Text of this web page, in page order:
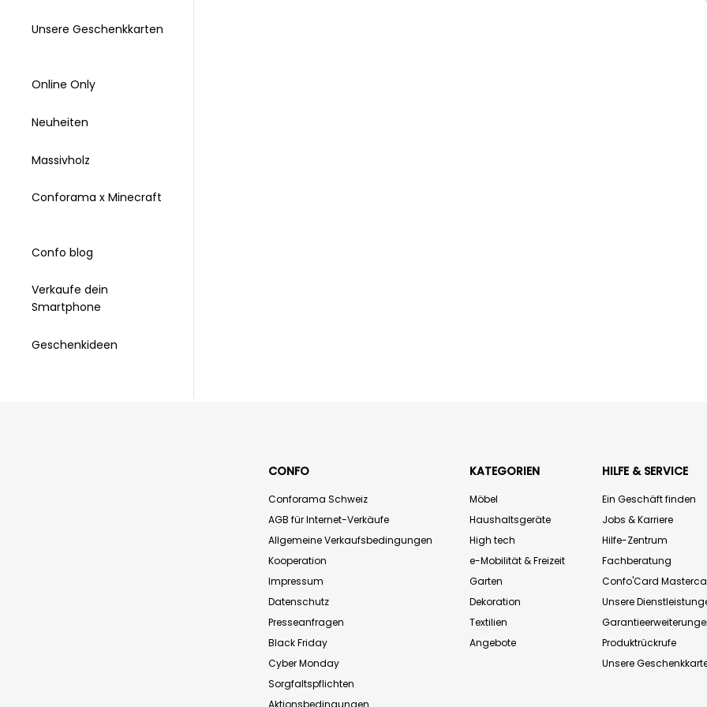
Unsere Geschenkkarten
Online Only
Neuheiten
Massivholz
Conforama x Minecraft
Confo blog
Verkaufe dein
Smartphone
Geschenkideen
CONFO
Conforama Schweiz
AGB für Internet-Verkäufe
Allgemeine Verkaufsbedingungen
Kooperation
Impressum
Datenschutz
Presseanfragen
Black Friday
Cyber Monday
Sorgfaltspflichten
KATEGORIEN
Möbel
Haushaltsgeräte
High tech
e-Mobilität & Freizeit
Garten
Dekoration
Textilien
Angebote
HILFE & SERVICE
Ein Geschäft finden
Jobs & Karriere
Hilfe-Zentrum
Fachberatung
Confo'Card
Unsere
Produktrückrufe
Unsere